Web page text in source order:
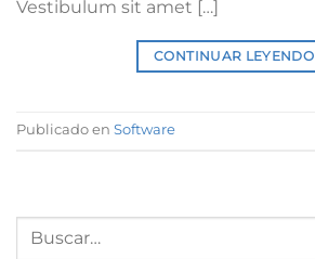
Vestibulum sit amet […]
CONTINUAR LEYENDO
Publicado en Software